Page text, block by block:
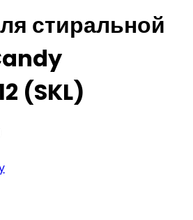
стиральной
(SKL)